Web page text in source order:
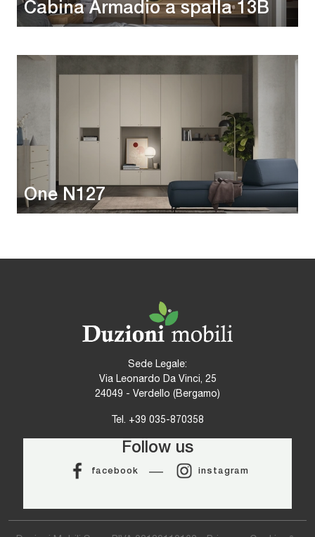
Cabina Armadio a spalla 13B
One N127
Sede Legale:
Via Leonardo Da Vinci, 25
24049 - Verdello (Bergamo)
Tel. +39 035-870358
Follow us
facebook instagram